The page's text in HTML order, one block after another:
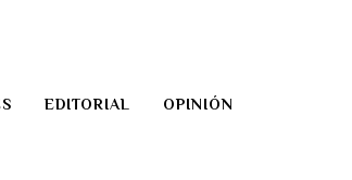
EDITORIAL OPINIÓN